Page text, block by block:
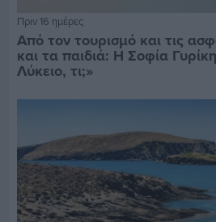
Πριν 16 ημέρες
Από τον τουρισμό και τις
και τα παιδιά: Η Σοφία
Λύκειο, τι;»